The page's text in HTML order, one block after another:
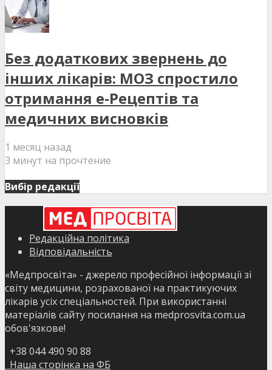
Без додаткових звернень до
інших лікарів: МОЗ спростило
отримання е-Рецептів та
медичних висновків
1 месяц назад
3 минут на прочтение
Вибір редакції
Редакційна політика
Відповідальність
«Медпросвіта» - джерело професійної інформації зі
світу медицини, розрахованої на практикуючих
лікарів усіх спеціальностей. При використанні
матеріалів сайту посилання на medprosvita.com.ua
обов'язкове!
+38 044 490 90 88
Наша сторінка на ФБ